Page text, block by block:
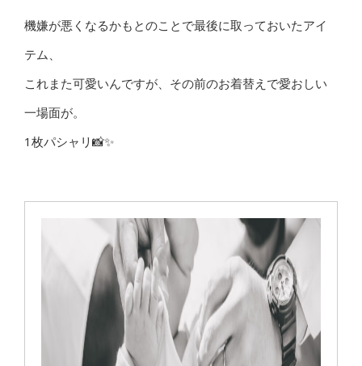
機嫌が悪くなるかもとのことで最後に取っておいたアイ
テム、
これまた可愛いんですが、その前のお着替えで愛おしい
一場面が。
1枚パシャリ📸✨